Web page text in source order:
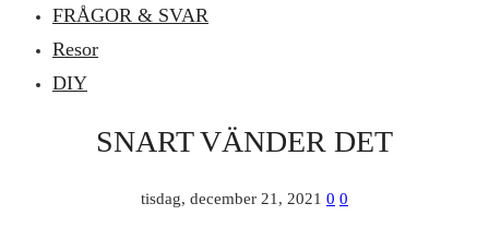
FRÅGOR & SVAR
Resor
DIY
SNART VÄNDER DET
tisdag, december 21, 2021 0 0